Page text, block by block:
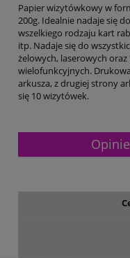
Papier wizytówkowy w
200g. Idealnie nadaje się
wszelkiego rodzaju kart
itp. Nadaje się do
żelowych, laserowych
wielofunkcyjnych.
arkusza, z drugiej strony
się 10 wizytówek.